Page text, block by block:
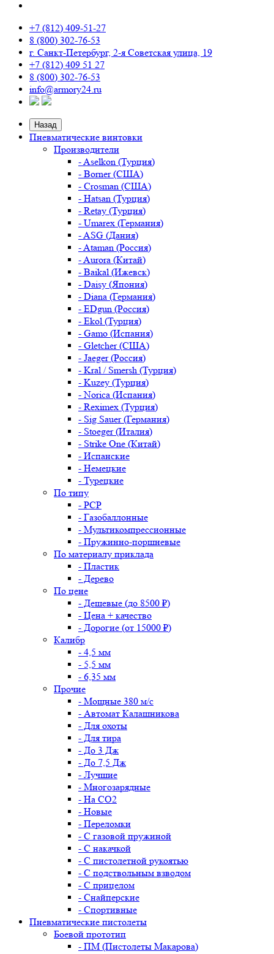
+7 (812) 409-51-27
8 (800) 302-76-53
г. Санкт-Петербург, 2-я Советская улица, 19
+7 (812) 409 51 27
8 (800) 302-76-53
info@armory24.ru
Назад
Пневматические винтовки
Производители
- Aselkon (Турция)
- Borner (США)
- Crosman (США)
- Hatsan (Турция)
- Retay (Турция)
- Umarex (Германия)
- ASG (Дания)
- Ataman (Россия)
- Aurora (Китай)
- Baikal (Ижевск)
- Daisy (Япония)
- Diana (Германия)
- EDgun (Россия)
- Ekol (Турция)
- Gamo (Испания)
- Gletcher (США)
- Jaeger (Россия)
- Kral / Smersh (Турция)
- Kuzey (Турция)
- Norica (Испания)
- Reximex (Турция)
- Sig Sauer (Германия)
- Stoeger (Италия)
- Strike One (Китай)
- Испанские
- Немецкие
- Турецкие
По типу
- PCP
- Газобаллонные
- Мультикомпрессионные
- Пружинно-поршневые
По материалу приклада
- Пластик
- Дерево
По цене
- Дешевые (до 8500 ₽)
- Цена + качество
- Дорогие (от 15000 ₽)
Калибр
- 4,5 мм
- 5,5 мм
- 6,35 мм
Прочие
- Мощные 380 м/с
- Автомат Калашникова
- Для охоты
- Для тира
- До 3 Дж
- До 7,5 Дж
- Лучшие
- Многозарядные
- На CO2
- Новые
- Переломки
- С газовой пружиной
- С накачкой
- С пистолетной рукоятью
- С подствольным взводом
- С прицелом
- Снайперские
- Спортивные
Пневматические пистолеты
Боевой прототип
- ПМ (Пистолеты Макарова)